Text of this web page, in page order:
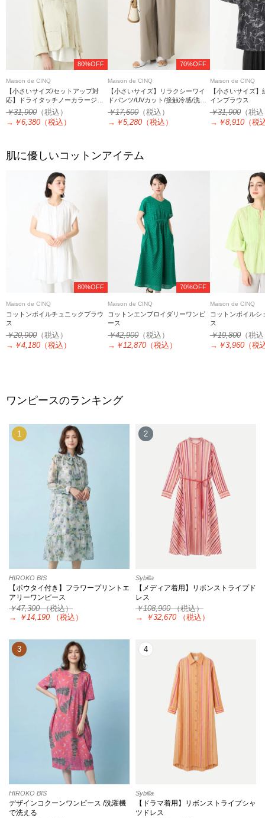
80%OFF
Maison de CINQ
【小さいサイズ/セットアップ対
応】ドライタッチノーカラージャ
ケット
￥31,900 （税込）
→ ￥6,380 （税込）
70%OFF
Maison de CINQ
【小さいサイズ】リラクシーワイ
ドパンツ/UVカット/接触冷感/洗濯
機で洗える
￥17,600（税込）
→ ￥5,280 （税込）
Maison de CINQ
【小さいサイズ
インブラウス
￥31,900（税
→ ￥8,910（税
肌に優しいコットンアイテム
80%OFF
Maison de CINQ
コットンボイルチュニックブラウ
ス
￥20,900 （税込）
→ ￥4,180 （税込）
70%OFF
Maison de CINQ
コットンエンブロイダリーワンピ
ース
￥42,900（税込）
→ ￥12,870 （税込）
Maison de CINQ
コットンボイルシ
ス
￥19,800（税
→ ￥3,960（税
ワンピースのランキング
1
HIROKO BIS
【ボウタイ付き】フラワープリントエ
アリーワンピース
￥47,300（税込）
→
￥14,190 （税込）
2
Sybilla
【メディア着用】リボンストライプド
レス
￥108,900（税込）
→
￥32,670 （税込）
3
HIROKO BIS
デザインコクーンワンピース /洗濯機
で洗える
4
Sybilla
【ドラマ着用】リボンストライプシャ
ツドレス